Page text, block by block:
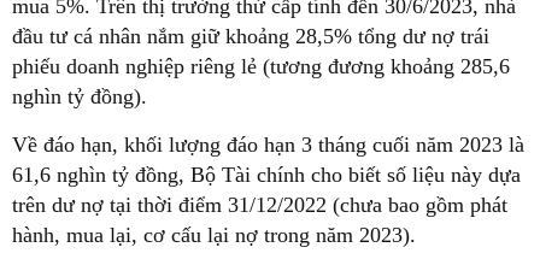
mua 5%. Trên thị trường thứ cấp tính đến 30/6/2023, nhà
đầu tư cá nhân nắm giữ khoảng 28,5% tổng dư nợ trái
phiếu doanh nghiệp riêng lẻ (tương đương khoảng 285,6
nghìn tỷ đồng).
Về đáo hạn, khối lượng đáo hạn 3 tháng cuối năm 2023 là
61,6 nghìn tỷ đồng, Bộ Tài chính cho biết số liệu này dựa
trên dư nợ tại thời điểm 31/12/2022 (chưa bao gồm phát
hành, mua lại, cơ cấu lại nợ trong năm 2023).